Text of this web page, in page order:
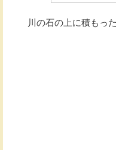
川の石の上に積もっ